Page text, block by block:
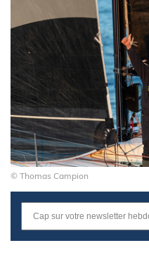
© Thomas Campion